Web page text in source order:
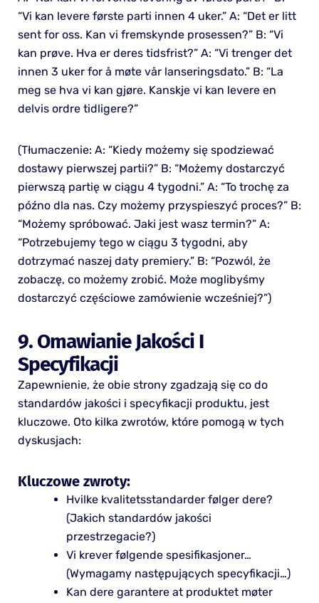
“Vi kan levere første parti innen 4 uker.” A: “Det er litt
sent for oss. Kan vi fremskynde prosessen?” B: “Vi
kan prøve. Hva er deres tidsfrist?” A: “Vi trenger det
innen 3 uker for å møte vår lanseringsdato.” B: “La
meg se hva vi kan gjøre. Kanskje vi kan levere en
delvis ordre tidligere?”
(Tłumaczenie: A: “Kiedy możemy się spodziewać
dostawy pierwszej partii?” B: “Możemy dostarczyć
pierwszą partię w ciągu 4 tygodni.” A: “To trochę za
późno dla nas. Czy możemy przyspieszyć proces?” B:
“Możemy spróbować. Jaki jest wasz termin?” A:
“Potrzebujemy tego w ciągu 3 tygodni, aby
dotrzymać naszej daty premiery.” B: “Pozwól, że
zobaczę, co możemy zrobić. Może moglibyśmy
dostarczyć częściowe zamówienie wcześniej?”)
9. Omawianie Jakości I
Specyfikacji
Zapewnienie, że obie strony zgadzają się co do
standardów jakości i specyfikacji produktu, jest
kluczowe. Oto kilka zwrotów, które pomogą w tych
dyskusjach:
Kluczowe zwroty:
Hvilke kvalitetsstandarder følger dere?
(Jakich standardów jakości
przestrzegacie?)
Vi krever følgende spesifikasjoner…
(Wymagamy następujących specyfikacji…)
Kan dere garantere at produktet møter